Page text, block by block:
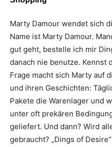
Marty Damour wendet sich
Name ist Marty Damour.
gut geht, bestelle ich mir
danach nie benutze. Kennst
Frage macht sich Marty auf
und ihren Geschichten:
Pakete die Warenlager und
unter oft prekären
geliefert. Und dann? Wird
gebraucht? „Dings of